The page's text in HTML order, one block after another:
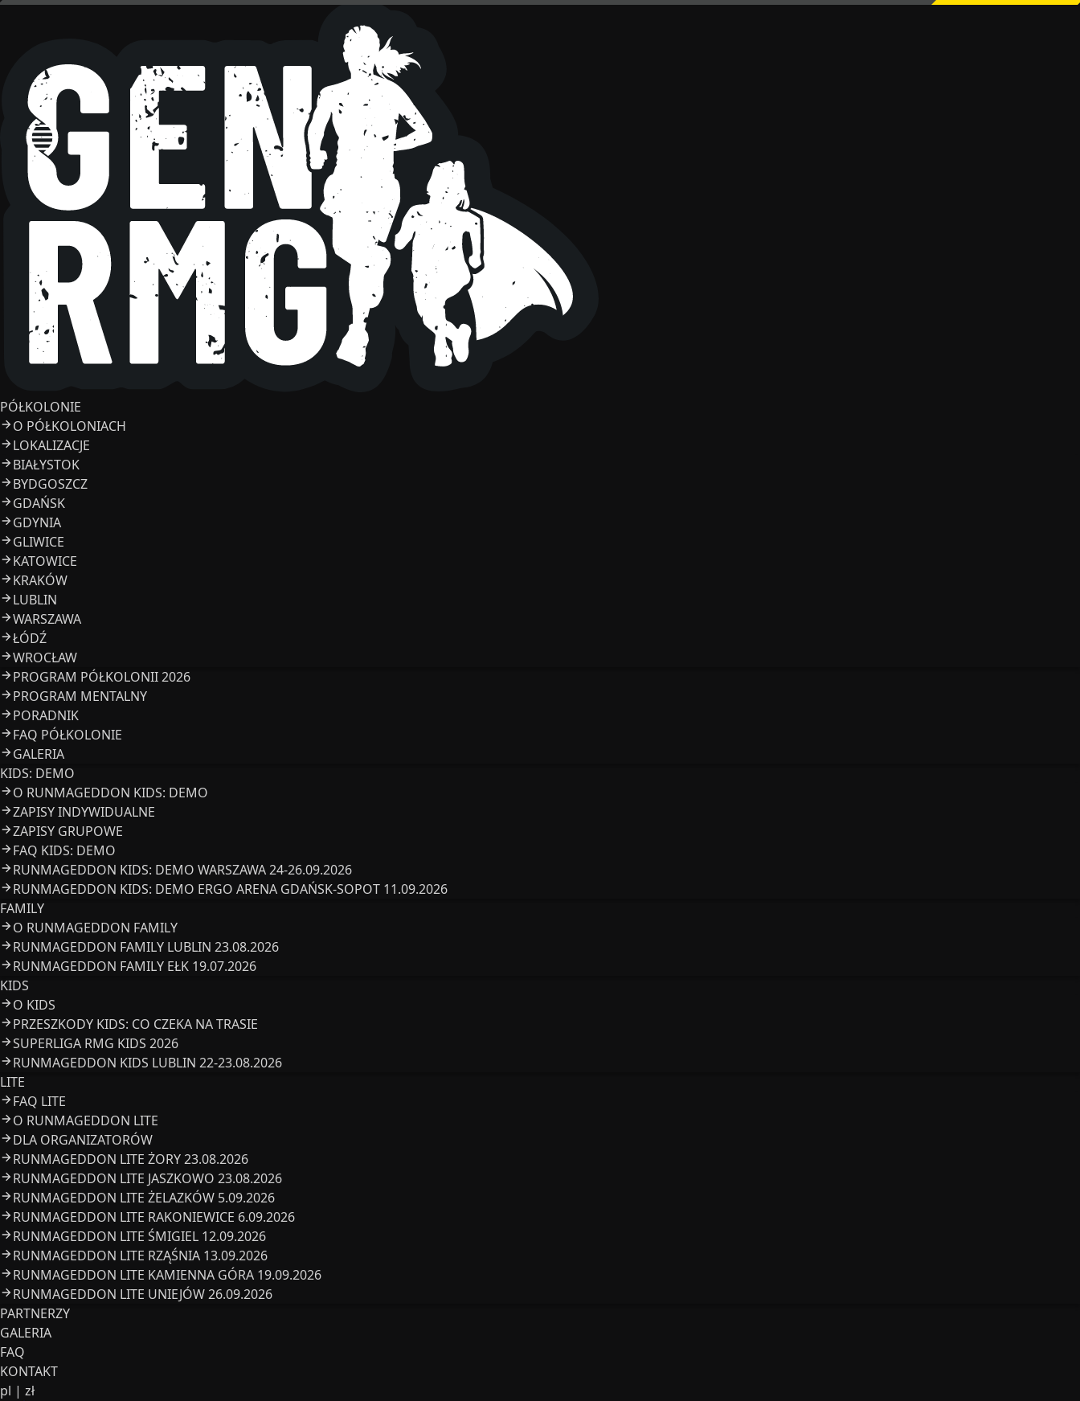
PÓŁKOLONIE
O PÓŁKOLONIACH
LOKALIZACJE
BIAŁYSTOK
BYDGOSZCZ
GDAŃSK
GDYNIA
GLIWICE
KATOWICE
KRAKÓW
LUBLIN
WARSZAWA
ŁÓDŹ
WROCŁAW
PROGRAM PÓŁKOLONII 2026
PROGRAM MENTALNY
PORADNIK
FAQ PÓŁKOLONIE
GALERIA
KIDS: DEMO
O RUNMAGEDDON KIDS: DEMO
ZAPISY INDYWIDUALNE
ZAPISY GRUPOWE
FAQ KIDS: DEMO
RUNMAGEDDON KIDS: DEMO WARSZAWA 24-26.09.2026
RUNMAGEDDON KIDS: DEMO ERGO ARENA GDAŃSK-SOPOT 11.09.2026
FAMILY
O RUNMAGEDDON FAMILY
RUNMAGEDDON FAMILY LUBLIN 23.08.2026
RUNMAGEDDON FAMILY EŁK 19.07.2026
KIDS
O KIDS
PRZESZKODY KIDS: CO CZEKA NA TRASIE
SUPERLIGA RMG KIDS 2026
RUNMAGEDDON KIDS LUBLIN 22-23.08.2026
LITE
FAQ LITE
O RUNMAGEDDON LITE
DLA ORGANIZATORÓW
RUNMAGEDDON LITE ŻORY 23.08.2026
RUNMAGEDDON LITE JASZKOWO 23.08.2026
RUNMAGEDDON LITE ŻELAZKÓW 5.09.2026
RUNMAGEDDON LITE RAKONIEWICE 6.09.2026
RUNMAGEDDON LITE ŚMIGIEL 12.09.2026
RUNMAGEDDON LITE RZĄŚNIA 13.09.2026
RUNMAGEDDON LITE KAMIENNA GÓRA 19.09.2026
RUNMAGEDDON LITE UNIEJÓW 26.09.2026
PARTNERZY
GALERIA
FAQ
KONTAKT
pl | zł